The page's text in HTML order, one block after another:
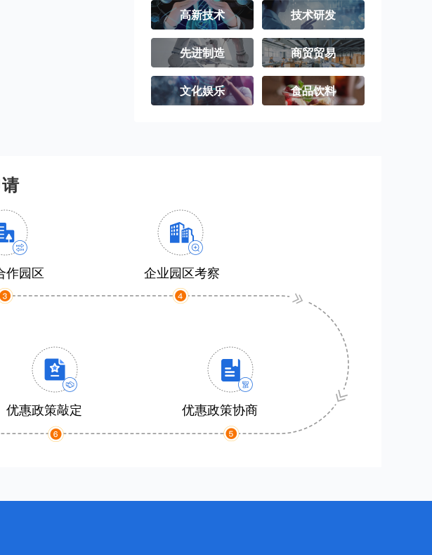
高新技术 技术研发
先进制造 商贸贸易
文化娱乐 食品饮料
作园区 企业园区考察
优惠政策敲定 优惠政策协商